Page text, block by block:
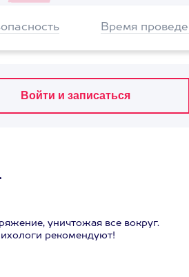
Время
уничтожая все вокруг.
рекомендуют!